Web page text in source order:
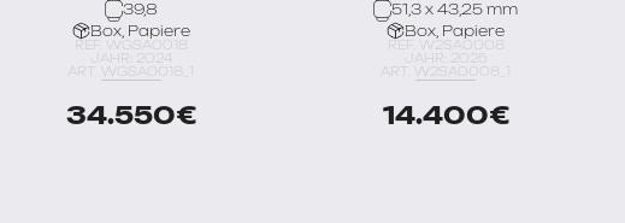
39,8
Box, Papiere
REF. WGSA0018
JAHR: 2024
ART. WGSA0018_1
34.550€
51,3 x 43,25 mm
Box, Papiere
REF. W2SA0008
JAHR: 2025
ART. W2SA0008_1
14.400€